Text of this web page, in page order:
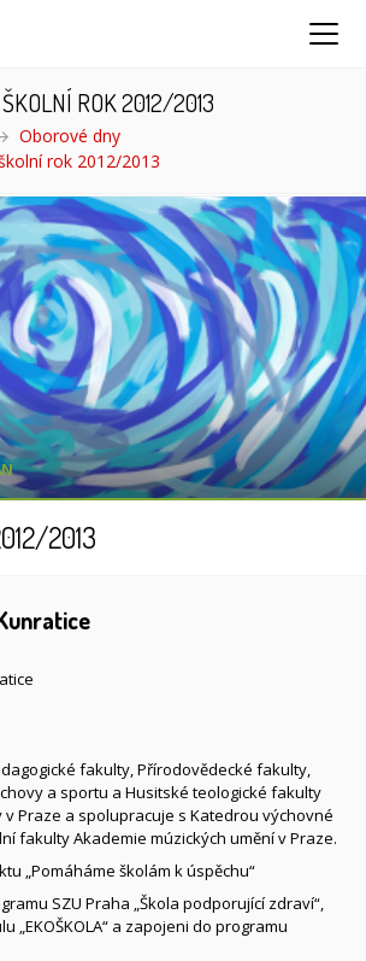
ROK 2012/2013
Oborové dny
rok 2012/2013
2013
fakulty, Přírodovědecké fakulty,
a sportu a Husitské teologické fakulty
Praze a spolupracuje s Katedrou výchovné
fakulty Akademie múzických umění v Praze.
„Pomáháme školám k úspěchu“
SZU Praha „Škola podporující zdraví“,
„EKOŠKOLA“ a zapojeni do programu